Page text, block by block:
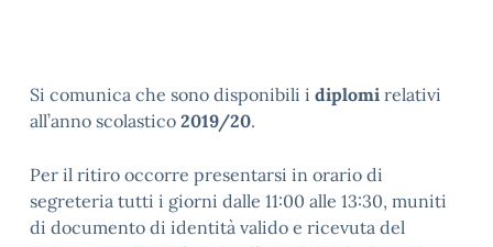
Si comunica che sono disponibili i diplomi relativi
all’anno scolastico 2019/20.
Per il ritiro occorre presentarsi in orario di
segreteria tutti i giorni dalle 11:00 alle 13:30, muniti
di documento di identità valido e ricevuta del